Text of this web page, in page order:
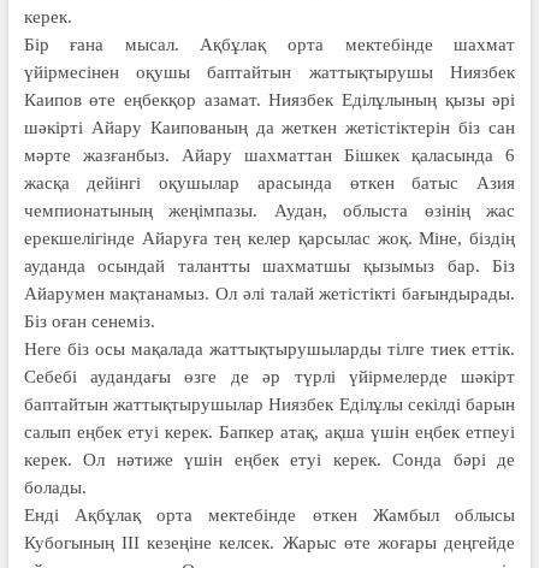
керек.
Бір ғана мысал. Ақбұлақ орта мектебінде шахмат
үйірмесінен оқушы баптайтын жаттықтырушы Ниязбек
Каипов өте еңбекқор азамат. Ниязбек Еділұлының қызы әрі
шәкірті Айару Каипованың да жеткен жетістіктерін біз сан
мәрте жазғанбыз. Айару шахматтан Бішкек қаласында 6
жасқа дейінгі оқушылар арасында өткен батыс Азия
чемпионатының жеңімпазы. Аудан, облыста өзінің жас
ерекшелігінде Айаруға тең келер қарсылас жоқ. Міне, біздің
ауданда осындай талантты шахматшы қызымыз бар. Біз
Айарумен мақтанамыз. Ол әлі талай жетістікті бағындырады.
Біз оған сенеміз.
Неге біз осы мақалада жаттықты­ру­шыларды тілге тиек еттік.
Себебі аудандағы өзге де әр түрлі үйірмелерде шәкірт
баптайтын жаттықтырушылар Ниязбек Еділұлы секілді барын
салып еңбек етуі керек. Бапкер атақ, ақша үшін еңбек етпеуі
керек. Ол нәтиже үшін еңбек етуі керек. Сонда бәрі де
болады.
Енді Ақбұлақ орта мектебінде өткен Жамбыл облысы
Кубогының ІІІ кезеңіне келсек. Жарыс өте жоғары деңгейде